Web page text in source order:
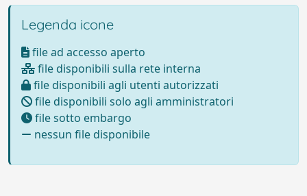
Legenda icone
file ad accesso aperto
file disponibili sulla rete interna
file disponibili agli utenti autorizzati
file disponibili solo agli amministratori
file sotto embargo
nessun file disponibile